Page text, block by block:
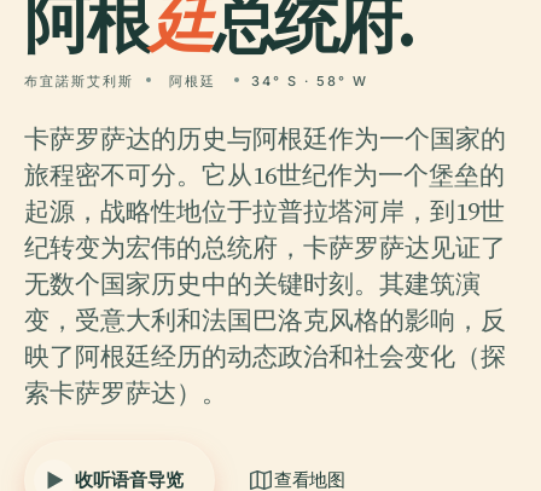
阿根廷总统府.
布宜諾斯艾利斯 阿根廷 34° S · 58° W
卡萨罗萨达的历史与阿根廷作为一个国家的
旅程密不可分。它从16世纪作为一个堡垒的
起源，战略性地位于拉普拉塔河岸，到19世
纪转变为宏伟的总统府，卡萨罗萨达见证了
无数个国家历史中的关键时刻。其建筑演
变，受意大利和法国巴洛克风格的影响，反
映了阿根廷经历的动态政治和社会变化（探
索卡萨罗萨达）。
收听语音导览 查看地图